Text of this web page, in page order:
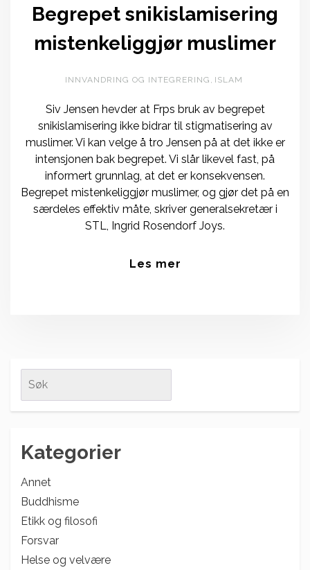
Begrepet snikislamisering
mistenkeliggjør muslimer
INNVANDRING OG INTEGRERING , ISLAM
Siv Jensen hevder at Frps bruk av begrepet
snikislamisering ikke bidrar til stigmatisering av
muslimer. Vi kan velge å tro Jensen på at det ikke er
intensjonen bak begrepet. Vi slår likevel fast, på
informert grunnlag, at det er konsekvensen.
Begrepet mistenkeliggjør muslimer, og gjør det på en
særdeles effektiv måte, skriver generalsekretær i
STL, Ingrid Rosendorf Joys.
Les mer
for:
Kategorier
Annet
Buddhisme
Etikk og filosofi
Forsvar
Helse og velvære